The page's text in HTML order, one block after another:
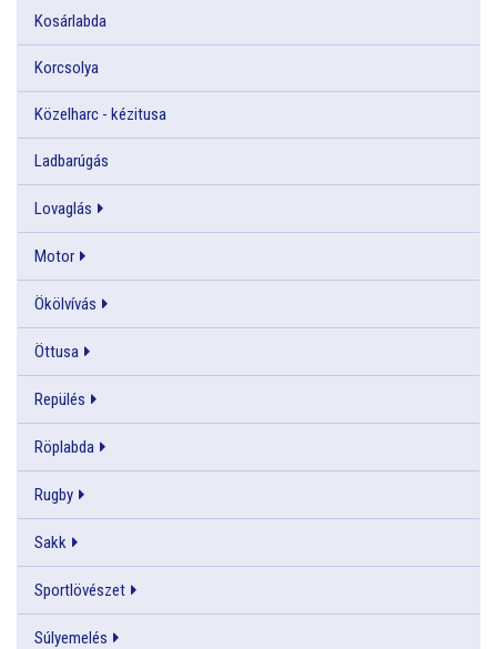
Kosárlabda
Korcsolya
Közelharc - kézitusa
Ladbarúgás
Lovaglás
Motor
Ökölvívás
Öttusa
Repülés
Röplabda
Rugby
Sakk
Sportlövészet
Súlyemelés